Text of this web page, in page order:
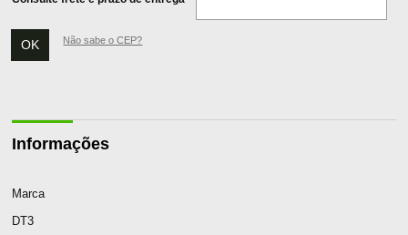
Não sabe o CEP?
Informações
Marca
DT3